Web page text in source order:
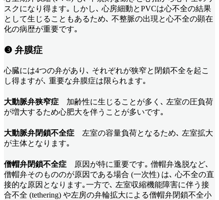
スクになり得ます｡ しかし､ 心房細動とPVCは心不全の結果
として生じることもあるため､ 不整脈の出現と心不全の顕在
化の病歴が重要です｡
❸ 弁膜症
心臓には4つの弁があり､ それぞれが狭窄と閉鎖不全を起こ
し得ますが､ 重要な弁膜症は限られます｡
大動脈弁狭窄症 加齢性に生じることが多く､ 左室の圧負荷
が増大するため心肥大を伴うことが多いです｡
大動脈弁閉鎖不全症 左室の容量負荷となるため､ 左室拡大
が主体となります｡
僧帽弁閉鎖不全症 原因が特に重要です｡ 僧帽弁逸脱など､
僧帽弁そのもののが原因である場合 (一次性) は､ 心不全の直
接的な原因となります｡一方で､ 左室収縮機能障害に伴う接
合不全 (tethering) や左房の弁輪拡大による僧帽弁閉鎖不全小